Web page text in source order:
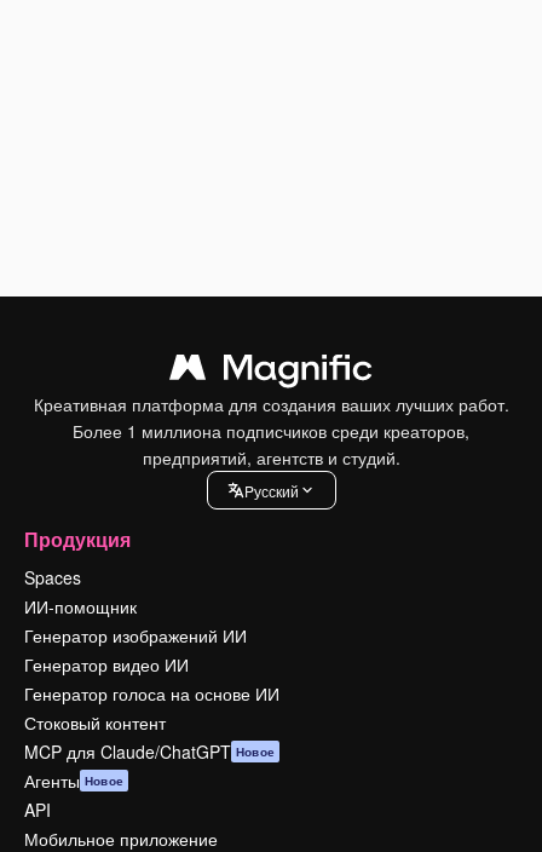
Креативная платформа для создания ваших лучших работ.
Более 1 миллиона подписчиков среди креаторов,
предприятий, агентств и студий.
Pусский
Продукция
Spaces
ИИ-помощник
Генератор изображений ИИ
Генератор видео ИИ
Генератор голоса на основе ИИ
Стоковый контент
MCP для Claude/ChatGPT Новое
Агенты Новое
API
Мобильное приложение